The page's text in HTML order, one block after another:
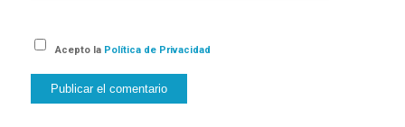
Acepto la Política de Privacidad